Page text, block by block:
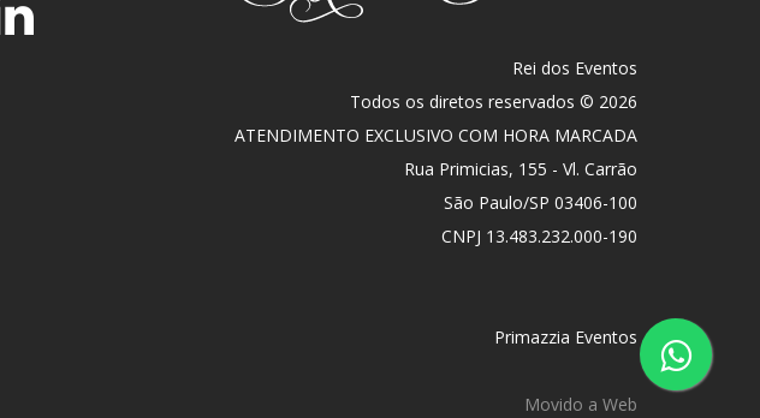
Rei dos Eventos
Todos os diretos reservados © 2026
ATENDIMENTO EXCLUSIVO COM HORA MARCADA
Rua Primicias, 155 - Vl. Carrão
São Paulo/SP 03406-100
CNPJ 13.483.232.000-190
Primazzia Eventos
Movido a Web